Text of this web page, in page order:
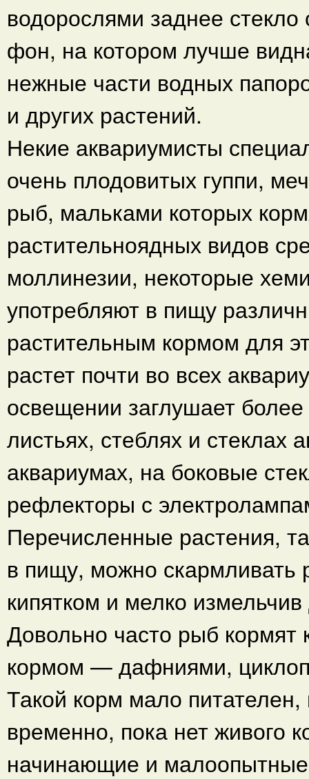
водорослями заднее
фон, на котором лучше
нежные части водных
и других растений.
Некие аквариумисты
очень плодовитых гуппи,
рыб, мальками которых
растительноядных видов
моллинезии, некоторые
употребляют в пищу
растительным кормом для
растет почти во всех
освещении заглушает
листьях, стеблях и стеклах
аквариумах, на боковые
рефлекторы с
Перечисленные растения,
в пищу, можно
кипятком и мелко
Довольно часто рыб кормят
кормом — дафниями,
Такой корм мало
временно, пока нет
начинающие и